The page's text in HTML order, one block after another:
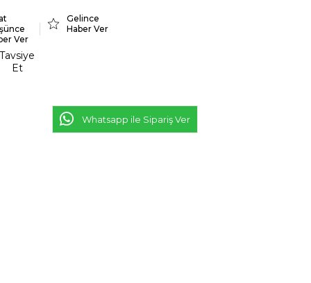
Ver
Gelince
Haber Ver
Tavsiye
Et
Whatsapp ile Sipariş Ver